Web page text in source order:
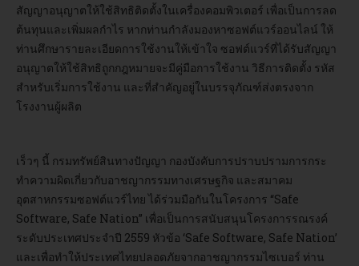
สัญญาอนุญาตให้ใช้สิทธิติดตั้งในเครื่องคอมพิวเตอร์ เพื่อเป็นการลด
ต้นทุนและเพิ่มผลกำไร หากท่านกำลังมองหาซอฟต์แวร์ออนไลน์ ให้
ท่านศึกษารายละเอียดการใช้งานให้เข้าใจ ซอฟต์แวร์ที่ได้รับสัญญา
อนุญาตให้ใช้สิทธิถูกกฎหมายจะมีคู่มือการใช้งาน วิธีการติดตั้ง รหัส
สำหรับเริ่มการใช้งาน และที่สำคัญอยู่ในบรรจุภัณฑ์ส่งตรงจาก
โรงงานผู้ผลิต
เร็วๆ นี้ กรมทรัพย์สินทางปัญญา กองบังคับการปราบปรามการกระ
ทำความผิดเกี่ยวกับอาชญากรรมทางเศรษฐกิจ และสมาคม
อุตสาหกรรมซอฟต์แวร์ไทย ได้ร่วมมือกันในโครงการ “Safe
Software, Safe Nation” เพื่อเป็นการสนับสนุนโครงการรณรงค์
ระดับประเทศประจำปี 2559 หัวข้อ ‘Safe Software, Safe Nation’
และเพื่อทำให้ประเทศไทยปลอดภัยจากอาชญากรรมไซเบอร์ ท่าน